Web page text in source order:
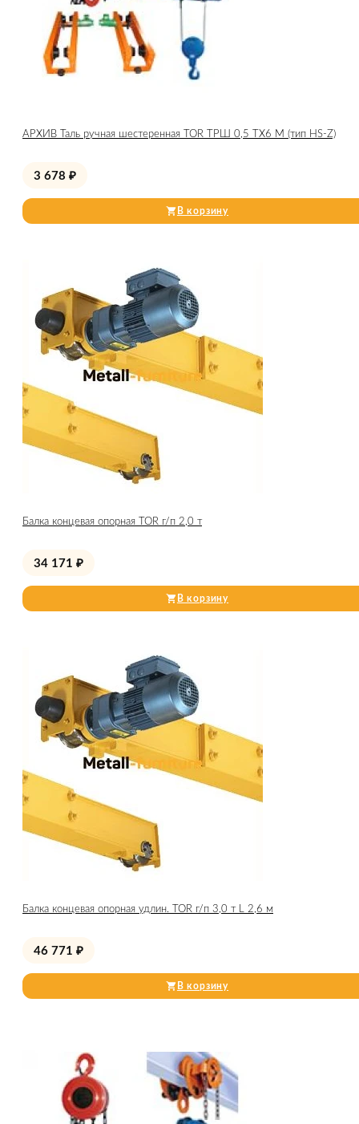
АРХИВ Таль ручная шестеренная TOR ТРШ 0,5 ТХ6 М (тип HS-Z)
3 678 ₽
В корзину
Балка концевая опорная TOR г/п 2,0 т
34 171 ₽
В корзину
Балка концевая опорная удлин. TOR г/п 3,0 т L 2,6 м
46 771 ₽
В корзину